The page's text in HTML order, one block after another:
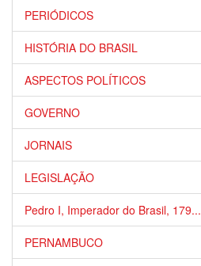
PERIÓDICOS
HISTÓRIA DO BRASIL
ASPECTOS POLÍTICOS
GOVERNO
JORNAIS
LEGISLAÇÃO
Pedro I, Imperador do Brasil, 179...
PERNAMBUCO